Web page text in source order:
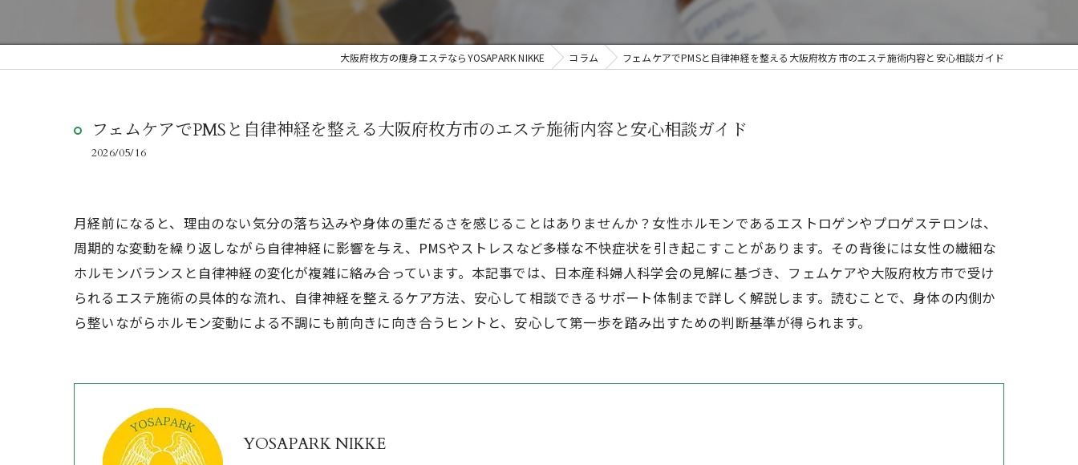
フェムケア
大阪府枚方の痩身エステならYOSAPARK NIKKE コラム フェムケアでPMSと自律神経を整える大阪府枚方市のエステ施術内容と安心相談ガイド
フェムケアでPMSと自律神経を整える大阪府枚方市のエステ施術内容と安心相談ガイド
2026/05/16
月経前になると、理由のない気分の落ち込みや身体の重だるさを感じることはありませんか？女性ホルモンであるエストロゲンやプロゲステロンは、
周期的な変動を繰り返しながら自律神経に影響を与え、PMSやストレスなど多様な不快症状を引き起こすことがあります。その背後には女性の繊細な
ホルモンバランスと自律神経の変化が複雑に絡み合っています。本記事では、日本産科婦人科学会の見解に基づき、フェムケアや大阪府枚方市で受け
られるエステ施術の具体的な流れ、自律神経を整えるケア方法、安心して相談できるサポート体制まで詳しく解説します。読むことで、身体の内側か
ら整いながらホルモン変動による不調にも前向きに向き合うヒントと、安心して第一歩を踏み出すための判断基準が得られます。
YOSAPARK NIKKE